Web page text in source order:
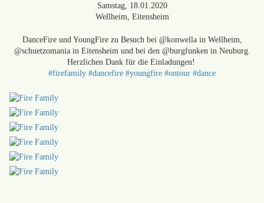
Samstag, 18.01.2020
Wellheim, Eitensheim
DanceFire und YoungFire zu Besuch bei @konwella in Wellheim,
@schuetzomania in Eitensheim und bei den @burgfunken in Neuburg.
Herzlichen Dank für die Einladungen!
#firefamily #dancefire #youngfire #ontour #dance